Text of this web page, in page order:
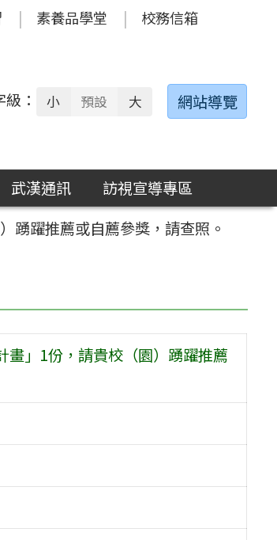
素養品學堂 校務信箱
級： 小 預設 大 網站導覽
武漢通訊
訪視宣導專區
踴躍推薦或自薦參獎，請查照。
」1份，請貴校（園）踴躍推薦